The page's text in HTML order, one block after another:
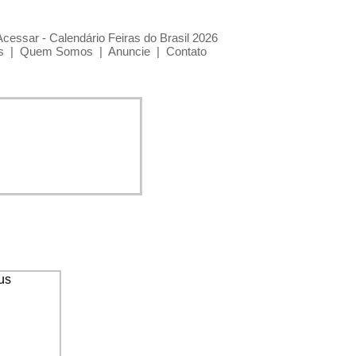
- Calendário Feiras do Brasil 2026
| Quem Somos | Anuncie | Contato